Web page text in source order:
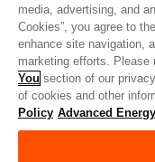
サプライヤーポータル
UK Modern Slavery Act
Privacy Preferences
Do Not Sell or Share
Limit the Use of My
media, advertising, and
Cookies”, you agree to
enhance site navigation,
marketing efforts. Please
You section of our
of cookies and other
Policy Advanced